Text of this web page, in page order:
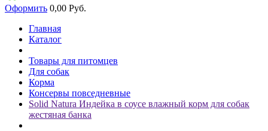
Оформить 0,00 Руб.
Главная
Каталог
Товары для питомцев
Для собак
Корма
Консервы повседневные
Solid Natura Индейка в соусе влажный корм для собак
жестяная банка